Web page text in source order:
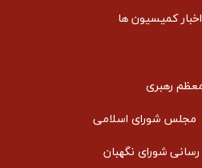
اخبار کمیسیون ها
معظم رهبری
مجلس شورای اسلامی
رسانی شورای نگهبان